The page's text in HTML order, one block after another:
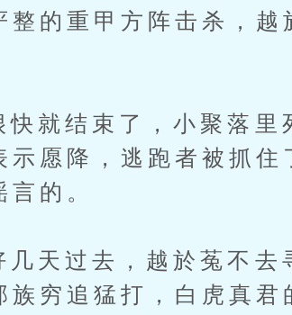
整的重甲方阵击杀，越
结束了，小聚落里死
示愿降，逃跑者被抓住
的。
过去，越於菟不去寻
族穷追猛打，白虎真